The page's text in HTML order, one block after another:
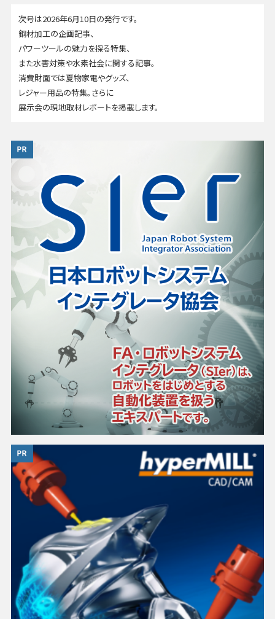
次号は2026年6月10日の発行です。
鋼材加工の企画記事、
パワーツールの魅力を探る特集、
また水害対策や水素社会に関する記事。
消費財面では夏物家電やグッズ、
レジャー用品の特集。さらに
展示会の現地取材レポートを掲載します。